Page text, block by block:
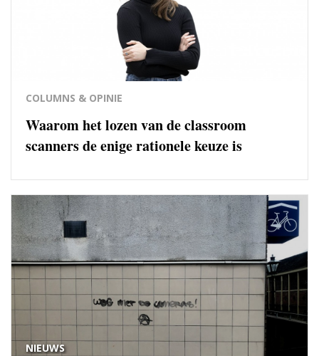
COLUMNS & OPINIE
Waarom het lozen van de classroom
scanners de enige rationele keuze is
NIEUWS